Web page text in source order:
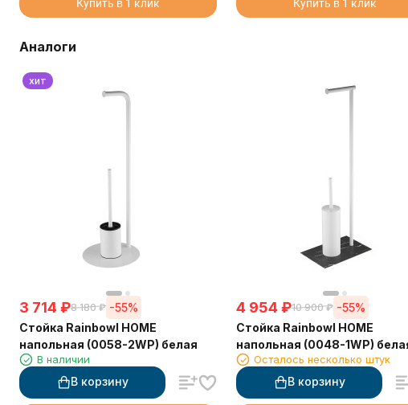
Купить в 1 клик Купить в 1 клик
Аналоги
хит
3 714 ₽8 180 ₽ -55%
Стойка Rainbowl HOME
напольная (0058-2WP) белая
В наличии
В корзину
4 954 ₽10 900 ₽ -55%
Стойка Rainbowl HOME
напольная (0048-1WP)
Осталось несколько штук
В корзину